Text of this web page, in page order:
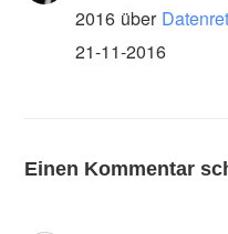
2016 über
21-11-2016
Einen Kommentar